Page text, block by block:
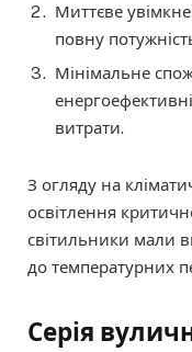
Миттєве
повну
Мінімальне
витрати.
З огляду на
освітлення
світильники мали
до температурних
Серія